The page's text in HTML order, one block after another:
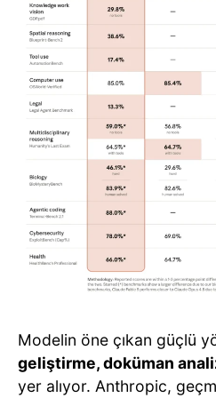
Modelin öne çıkan güçlü
geliştirme, doküman
yer alıyor. Anthropic,